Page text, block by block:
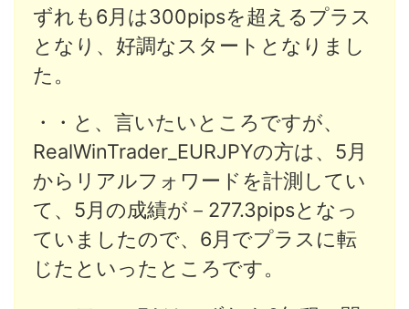
ずれも6月は300pipsを超えるプラス
となり、好調なスタートとなりまし
た。
・・と、言いたいところですが、
RealWinTrader_EURJPYの方は、5月
からリアルフォワードを計測してい
て、5月の成績が－277.3pipsとなっ
ていましたので、6月でプラスに転
じたといったところです。